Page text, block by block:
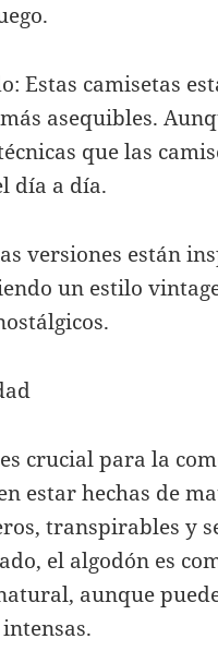
Estas camisetas
asequibles.
que las
día a día.
versiones están
un estilo
crucial para la
estar hechas de
transpirables y
el algodón es
aunque